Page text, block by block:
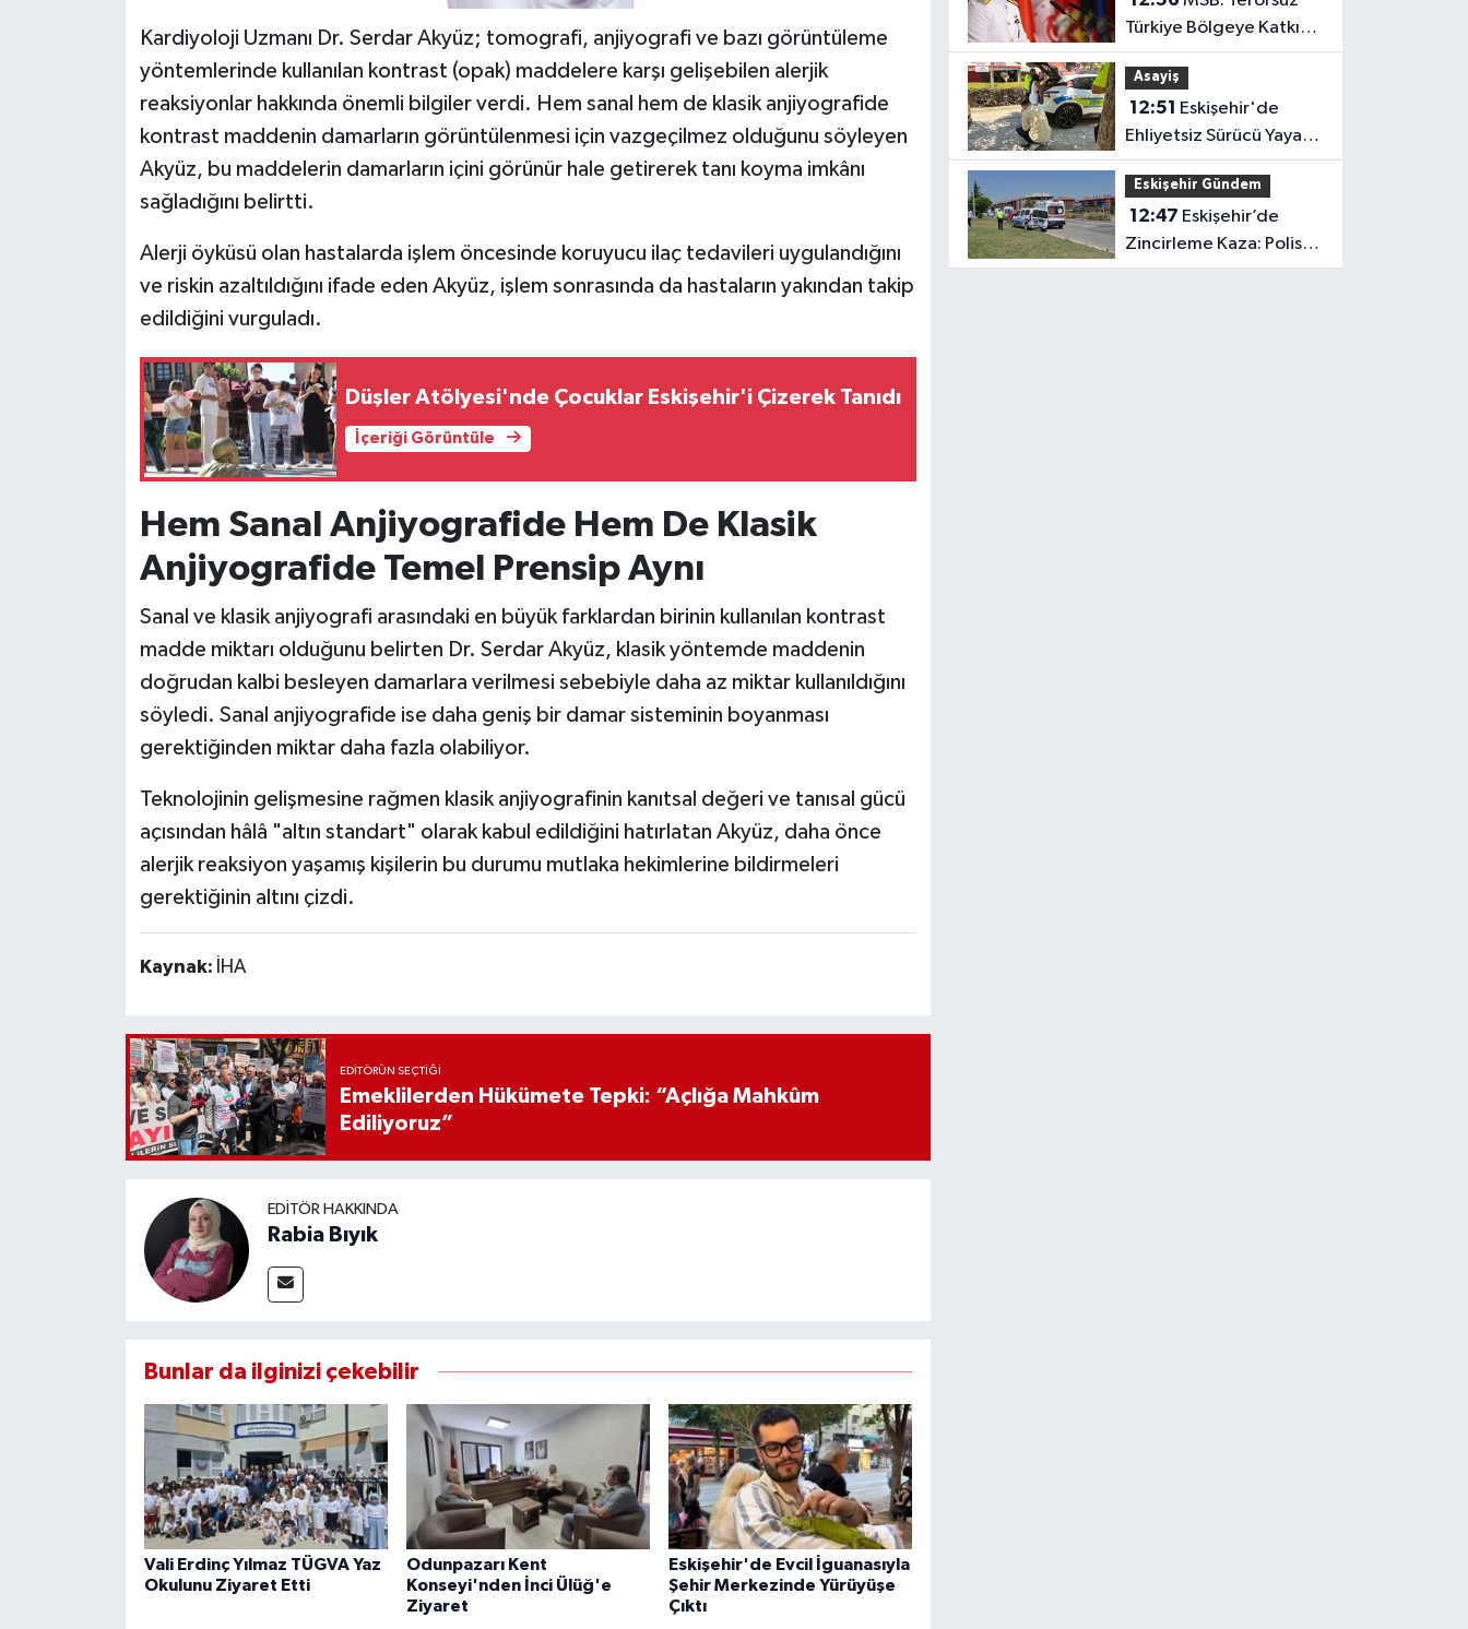
Kardiyoloji Uzmanı Dr. Serdar Akyüz; tomografi, anjiyografi ve bazı görüntüleme
yöntemlerinde kullanılan kontrast (opak) maddelere karşı gelişebilen alerjik
reaksiyonlar hakkında önemli bilgiler verdi. Hem sanal hem de klasik anjiyografide
kontrast maddenin damarların görüntülenmesi için vazgeçilmez olduğunu söyleyen
Akyüz, bu maddelerin damarların içini görünür hale getirerek tanı koyma imkânı
sağladığını belirtti.
Alerji öyküsü olan hastalarda işlem öncesinde koruyucu ilaç tedavileri uygulandığını
ve riskin azaltıldığını ifade eden Akyüz, işlem sonrasında da hastaların yakından takip
edildiğini vurguladı.
Düşler Atölyesi'nde Çocuklar Eskişehir'i Çizerek Tanıdı
İçeriği Görüntüle
Hem Sanal Anjiyografide Hem De Klasik
Anjiyografide Temel Prensip Aynı
Sanal ve klasik anjiyografi arasındaki en büyük farklardan birinin kullanılan kontrast
madde miktarı olduğunu belirten Dr. Serdar Akyüz, klasik yöntemde maddenin
doğrudan kalbi besleyen damarlara verilmesi sebebiyle daha az miktar kullanıldığını
söyledi. Sanal anjiyografide ise daha geniş bir damar sisteminin boyanması
gerektiğinden miktar daha fazla olabiliyor.
Teknolojinin gelişmesine rağmen klasik anjiyografinin kanıtsal değeri ve tanısal gücü
açısından hâlâ "altın standart" olarak kabul edildiğini hatırlatan Akyüz, daha önce
alerjik reaksiyon yaşamış kişilerin bu durumu mutlaka hekimlerine bildirmeleri
gerektiğinin altını çizdi.
Kaynak: İHA
EDITÖRÜN SEÇTIĞI
Emeklilerden Hükümete Tepki: “Açlığa Mahkûm
Ediliyoruz”
EDITÖR HAKKINDA
Rabia Bıyık
Bunlar da ilginizi çekebilir
Vali Erdinç Yılmaz TÜGVA Yaz
Okulunu Ziyaret Etti
Odunpazarı Kent
Konseyi'nden İnci Ülüğ'e
Ziyaret
Eskişehir'de Evcil İguanasıyla
Şehir Merkezinde Yürüyüşe
Çıktı
Türkiye Bölgeye Katkı
Sağlayacak
Asayiş
12:51
Ehliyetsiz Sürücü Yaya
Geçidinde Kadına
Çarptı
Eskişehir Gündem
12:47
Zincirleme Kaza: Polis
ve Bekçi Yaralandı